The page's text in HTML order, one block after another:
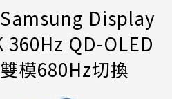
Display
360Hz QD-OLED
模680Hz切換